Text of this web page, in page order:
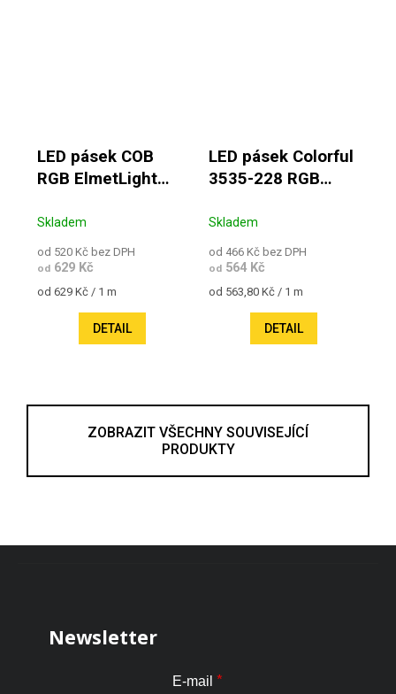
LED pásek COB
RGB ElmetLight
Skladem
od 520 Kč bez DPH
od629 Kč
Měrná cena:
od 629 Kč / 1 m
DETAIL
LED pásek Colorful
3535-228 RGB
IP20
Skladem
od 466 Kč bez DPH
od564 Kč
Měrná cena:
od 563,80 Kč / 1 m
DETAIL
ZOBRAZIT VŠECHNY SOUVISEJÍCÍ
PRODUKTY
Newsletter
E-mail *